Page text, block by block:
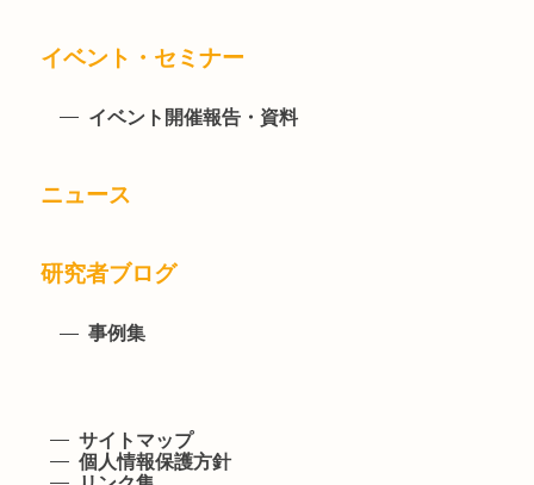
イベント・セミナー
イベント開催報告・資料
ニュース
研究者ブログ
事例集
サイトマップ
個人情報保護方針